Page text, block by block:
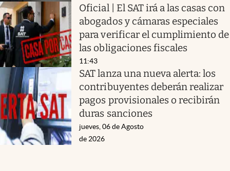
Oficial | El SAT irá a las casas con
abogados y cámaras especiales
para verificar el cumplimiento de
las obligaciones fiscales
11:43
SAT lanza una nueva alerta: los
contribuyentes deberán realizar
pagos provisionales o recibirán
duras sanciones
jueves, 06 de Agosto
de 2026